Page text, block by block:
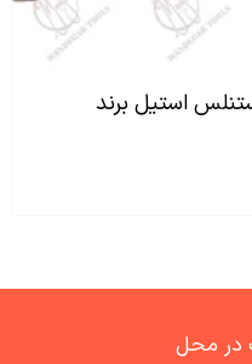
استیل برند
در محل